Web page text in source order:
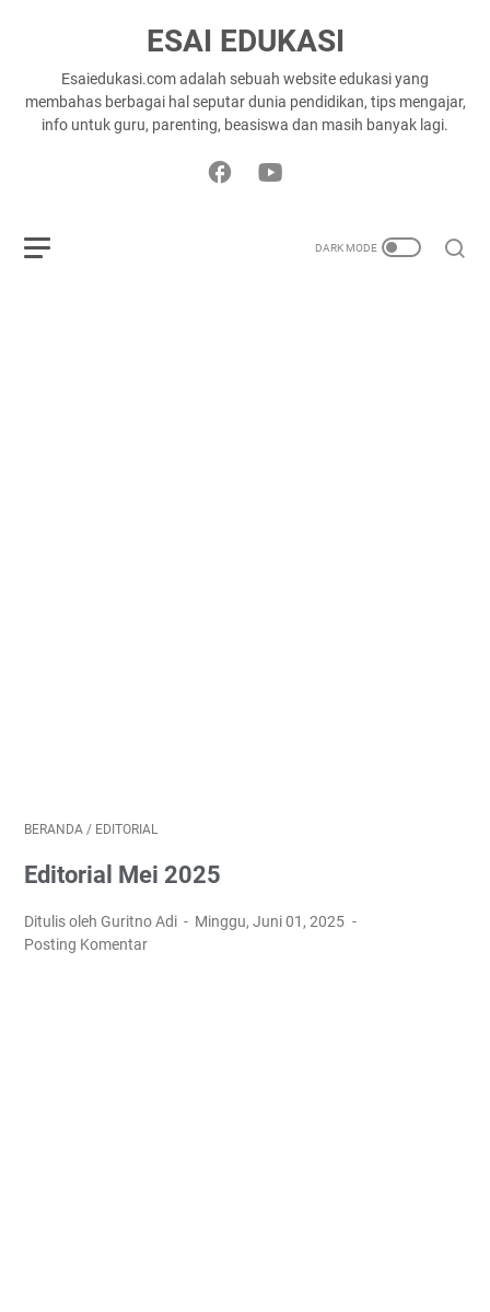
ESAI EDUKASI
Esaiedukasi.com adalah sebuah website edukasi yang
membahas berbagai hal seputar dunia pendidikan, tips mengajar,
info untuk guru, parenting, beasiswa dan masih banyak lagi.
BERANDA / EDITORIAL
Editorial Mei 2025
Ditulis oleh Guritno Adi
Minggu, Juni 01, 2025
Posting Komentar